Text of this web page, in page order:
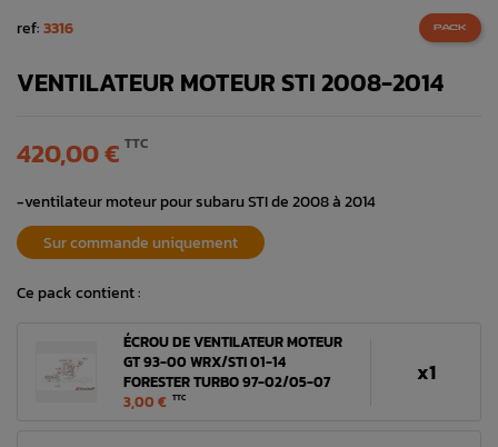
ref:3316 PACK
VENTILATEUR MOTEUR STI 2008-2014
420,00 € TTC
-ventilateur moteur pour subaru STI de 2008 à 2014
Sur commande uniquement
Ce pack contient :
ÉCROU DE VENTILATEUR MOTEUR
GT 93-00 WRX/STI 01-14
FORESTER TURBO 97-02/05-07
3,00 € TTC
x1